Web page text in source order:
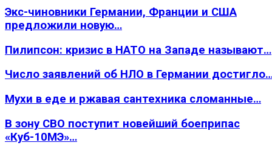
Экс-чиновники Германии, Франции и США
предложили новую…
Пилипсон: кризис в НАТО на Западе называют…
Число заявлений об НЛО в Германии
Мухи в еде и ржавая сантехника сломанные…
В зону СВО поступит новейший боеприпас
«Куб-10МЭ»…